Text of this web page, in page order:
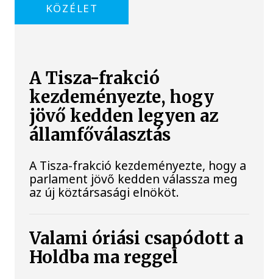
KÖZÉLET
A Tisza-frakció
kezdeményezte, hogy
jövő kedden legyen az
államfőválasztás
A Tisza-frakció kezdeményezte, hogy a
parlament jövő kedden válassza meg
az új köztársasági elnököt.
Valami óriási csapódott a
Holdba ma reggel